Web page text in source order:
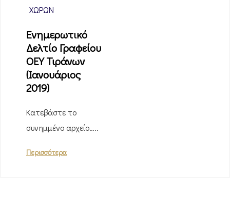
ΧΩΡΏΝ
Ενημερωτικό
Δελτίο Γραφείου
ΟΕΥ Τιράνων
(Ιανουάριος
2019)
Κατεβάστε το
συνημμένο αρχείο…..
Περισσότερα